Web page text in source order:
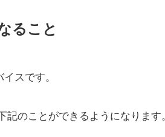
ること
スです。
のことができるようになります。